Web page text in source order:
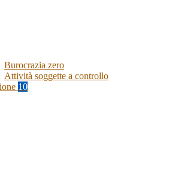
Burocrazia zero
Attività soggette a controllo
10